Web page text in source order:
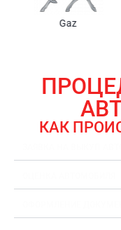
Samsung
КАК